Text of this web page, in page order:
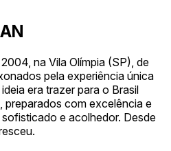
na Vila Olímpia (SP), de
pela experiência única
era trazer para o Brasil
preparados com excelência e
e acolhedor. Desde